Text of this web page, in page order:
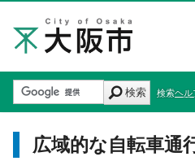
検索 検索ヘル
広域的な自転車通